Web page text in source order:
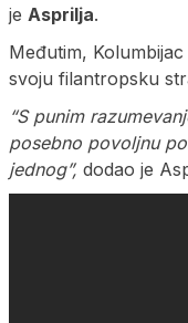
je Asprilja.
Međutim,
svoju filantropsku
“S punim
posebno povoljnu
jednog”, dodao je